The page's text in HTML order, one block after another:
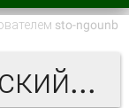
sto-ngounb
Нижегородский листок 1872 г.